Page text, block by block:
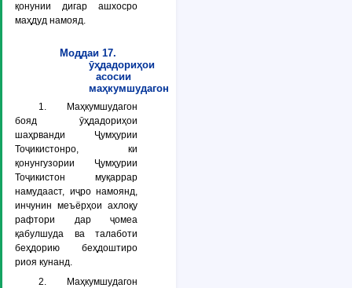
қонунии дигар ашхосро
маҳдуд намояд.
Моддаи 17.
ӯҳдадориҳои
асосии
маҳкумшудагон
1. Маҳкумшудагон
бояд ӯҳдадориҳои
шаҳрванди Ҷумҳурии
Тоҷикистонро, ки
қонунгузории Ҷумҳурии
Тоҷикистон муқаррар
намудааст, иҷро намоянд,
инчунин меъёрҳои ахлоқу
рафтори дар ҷомеа
қабулшуда ва талаботи
беҳдорию беҳдоштиро
риоя кунанд.
2. Маҳкумшудагон